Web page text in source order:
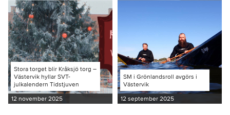
Stora torget blir Kråksjö torg –
Västervik hyllar SVT-
julkalendern Tidstjuven
12 november 2025
SM i Grönlandsroll avgörs i
Västervik
12 september 2025